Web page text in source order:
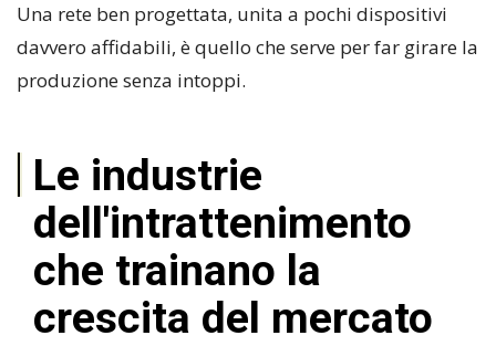
Una rete ben progettata, unita a pochi dispositivi
davvero affidabili, è quello che serve per far girare la
produzione senza intoppi.
Le industrie
dell'intrattenimento
che trainano la
crescita del mercato